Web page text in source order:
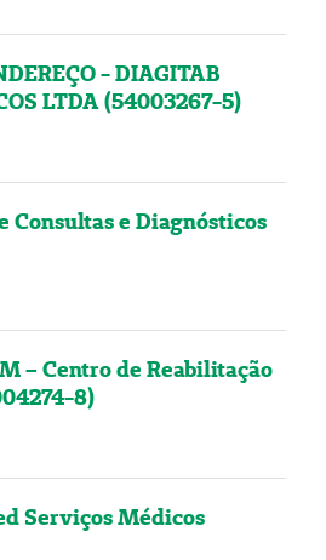
- DIAGITAB
LTDA (54003267-5)
e Diagnósticos
– Centro de Reabilitação
8)
Serviços Médicos